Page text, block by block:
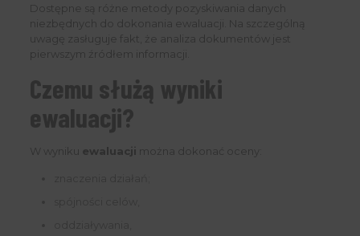
Dostępne są różne metody pozyskiwania danych
niezbędnych do dokonania ewaluacji. Na szczególną
uwagę zasługuje fakt, że analiza dokumentów jest
pierwszym źródłem informacji.
Czemu służą wyniki
ewaluacji?
W wyniku ewaluacji można dokonać oceny: